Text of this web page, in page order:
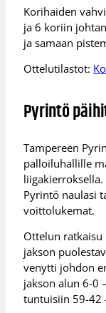
Korihaiden
ja 6 koriin
ja samaan
Ottelutilastot:
Pyrintö
Tampereen
palloiluhallille
Pyrintö naulasi
voittolukemat.
Ottelun ratkaisu
jakson
venytti johdon
jakson alun 6-0
tuntuisiin 59-42